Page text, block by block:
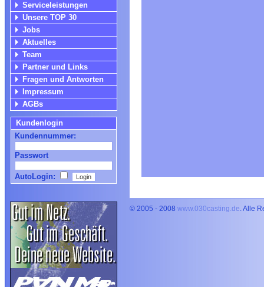
Serviceleistungen
Unsere TOP 30
Jobs
Aktuelles
Team
Partner und Links
Fragen und Antworten
Impressum
AGBs
Kundenlogin
Kundennummer:
Passwort
AutoLogin:
© 2005 - 2008 www.030casting.de. Alle